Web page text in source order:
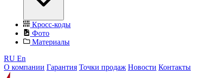
Кросс-коды
Фото
Материалы
RU En
О компании Гарантия Точки продаж Новости Контакты